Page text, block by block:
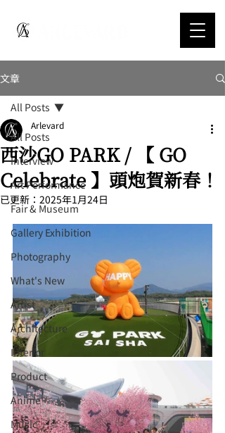
文章
All Posts
Interview
Art Performance
Fair & Museum
Gallery Exhibition
Photography
What's New
Artist
Architecture
Interior
⁠⁠Product
Anime
Music
All Posts
西沙GO PARK / 【 GO
Celebrate 】頭炮賀新春！
Arlevard
已更新： 2025年1月24日